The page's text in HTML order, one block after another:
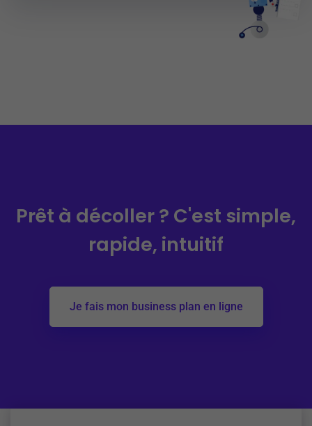
Prêt à décoller ? C'est simple,
rapide, intuitif
Je fais mon business plan en ligne